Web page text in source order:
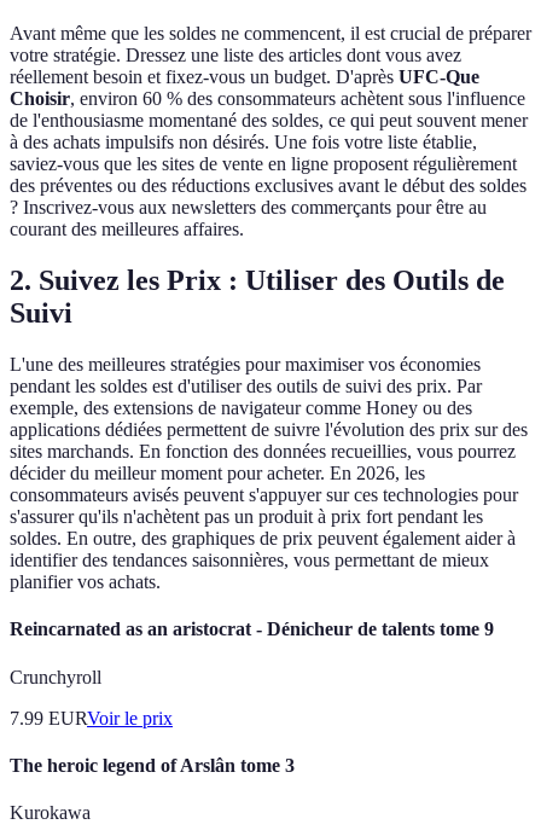
Avant même que les soldes ne commencent, il est crucial de préparer
votre stratégie. Dressez une liste des articles dont vous avez
réellement besoin et fixez-vous un budget. D'après UFC-Que
Choisir, environ 60 % des consommateurs achètent sous l'influence
de l'enthousiasme momentané des soldes, ce qui peut souvent mener
à des achats impulsifs non désirés. Une fois votre liste établie,
saviez-vous que les sites de vente en ligne proposent régulièrement
des préventes ou des réductions exclusives avant le début des soldes
? Inscrivez-vous aux newsletters des commerçants pour être au
courant des meilleures affaires.
2. Suivez les Prix : Utiliser des Outils de
Suivi
L'une des meilleures stratégies pour maximiser vos économies
pendant les soldes est d'utiliser des outils de suivi des prix. Par
exemple, des extensions de navigateur comme Honey ou des
applications dédiées permettent de suivre l'évolution des prix sur des
sites marchands. En fonction des données recueillies, vous pourrez
décider du meilleur moment pour acheter. En 2026, les
consommateurs avisés peuvent s'appuyer sur ces technologies pour
s'assurer qu'ils n'achètent pas un produit à prix fort pendant les
soldes. En outre, des graphiques de prix peuvent également aider à
identifier des tendances saisonnières, vous permettant de mieux
planifier vos achats.
Reincarnated as an aristocrat - Dénicheur de talents tome 9
Crunchyroll
7.99 EURVoir le prix
The heroic legend of Arslân tome 3
Kurokawa